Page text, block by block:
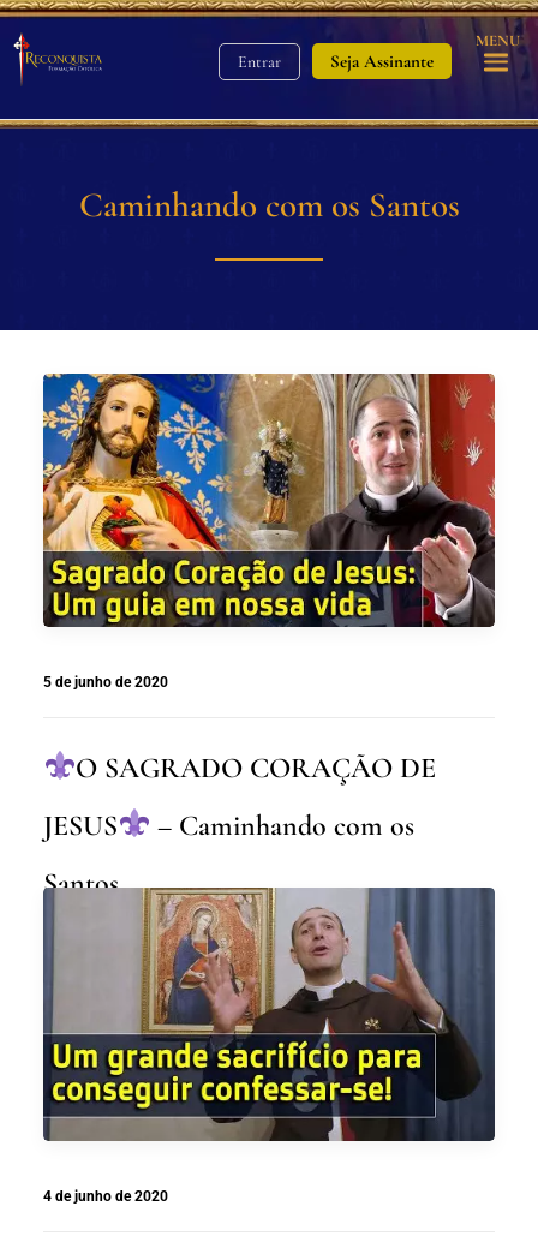
Entrar Seja Assinante
MENU
Caminhando com os Santos
5 de junho de 2020
O SAGRADO CORAÇÃO DE
JESUS
– Caminhando com os
Santos
4 de junho de 2020